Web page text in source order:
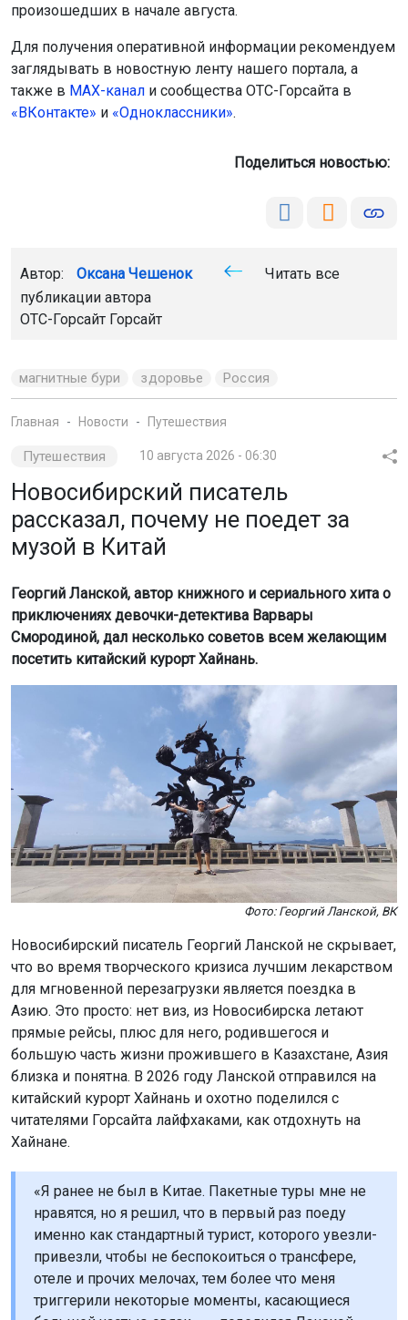
произошедших в начале августа.
Для получения оперативной информации рекомендуем
заглядывать в новостную ленту нашего портала, а
также в МАХ-канал и сообщества ОТС-Горсайта в
«ВКонтакте» и «Одноклассники».
Поделиться новостью:
Автор: Оксана Чешенок
Читать все
публикации автора
ОТС-Горсайт Горсайт
магнитные бури здоровье Россия
Главная Новости Путешествия
Путешествия 10 августа 2026 - 06:30
Новосибирский писатель
рассказал, почему не поедет за
музой в Китай
Георгий Ланской, автор книжного и сериального хита о
приключениях девочки-детектива Варвары
Смородиной, дал несколько советов всем желающим
посетить китайский курорт Хайнань.
Фото: Георгий Ланской, ВК
Новосибирский писатель Георгий Ланской не скрывает,
что во время творческого кризиса лучшим лекарством
для мгновенной перезагрузки является поездка в
Азию. Это просто: нет виз, из Новосибирска летают
прямые рейсы, плюс для него, родившегося и
большую часть жизни прожившего в Казахстане, Азия
близка и понятна. В 2026 году Ланской отправился на
китайский курорт Хайнань и охотно поделился с
читателями Горсайта лайфхаками, как отдохнуть на
Хайнане.
«Я ранее не был в Китае. Пакетные туры мне не
нравятся, но я решил, что в первый раз поеду
именно как стандартный турист, которого увезли-
привезли, чтобы не беспокоиться о трансфере,
отеле и прочих мелочах, тем более что меня
триггерили некоторые моменты, касающиеся